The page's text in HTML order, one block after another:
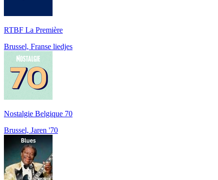
RTBF La Première
Brussel, Franse liedjes
Nostalgie Belgique 70
Brussel, Jaren '70